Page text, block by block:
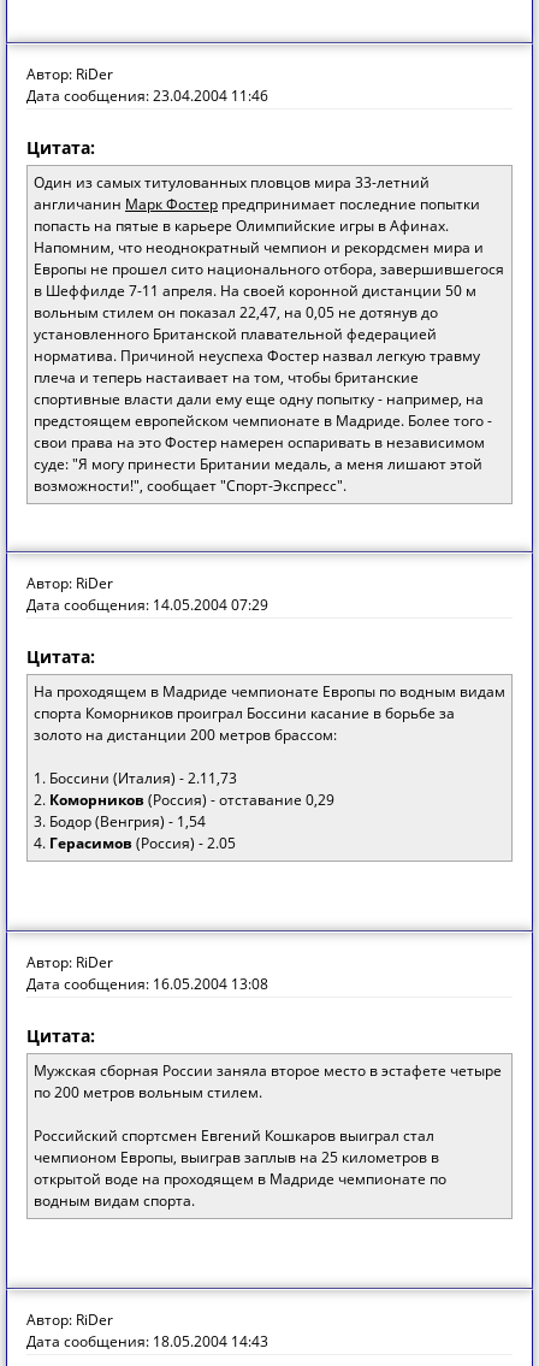
Автор: RiDer
Дата сообщения: 23.04.2004 11:46
Цитата:
Один из самых титулованных пловцов мира 33-летний
англичанин Марк Фостер предпринимает последние попытки
попасть на пятые в карьере Олимпийские игры в Афинах.
Напомним, что неоднократный чемпион и рекордсмен мира и
Европы не прошел сито национального отбора, завершившегося
в Шеффилде 7-11 апреля. На своей коронной дистанции 50 м
вольным стилем он показал 22,47, на 0,05 не дотянув до
установленного Британской плавательной федерацией
норматива. Причиной неуспеха Фостер назвал легкую травму
плеча и теперь настаивает на том, чтобы британские
спортивные власти дали ему еще одну попытку - например, на
предстоящем европейском чемпионате в Мадриде. Более того -
свои права на это Фостер намерен оспаривать в независимом
суде: "Я могу принести Британии медаль, а меня лишают этой
возможности!", сообщает "Спорт-Экспресс".
Автор: RiDer
Дата сообщения: 14.05.2004 07:29
Цитата:
На проходящем в Мадриде чемпионате Европы по водным видам
спорта Коморников проиграл Боссини касание в борьбе за
золото на дистанции 200 метров брассом:
1. Боссини (Италия) - 2.11,73
2. Коморников (Россия) - отставание 0,29
3. Бодор (Венгрия) - 1,54
4. Герасимов (Россия) - 2.05
Автор: RiDer
Дата сообщения: 16.05.2004 13:08
Цитата:
Мужская сборная России заняла второе место в эстафете четыре
по 200 метров вольным стилем.
Российский спортсмен Евгений Кошкаров выиграл стал
чемпионом Европы, выиграв заплыв на 25 километров в
открытой воде на проходящем в Мадриде чемпионате по
водным видам спорта.
Автор: RiDer
Дата сообщения: 18.05.2004 14:43